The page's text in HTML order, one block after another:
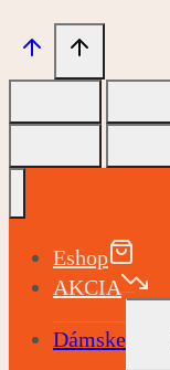
Eshop
AKCIA
Dámske